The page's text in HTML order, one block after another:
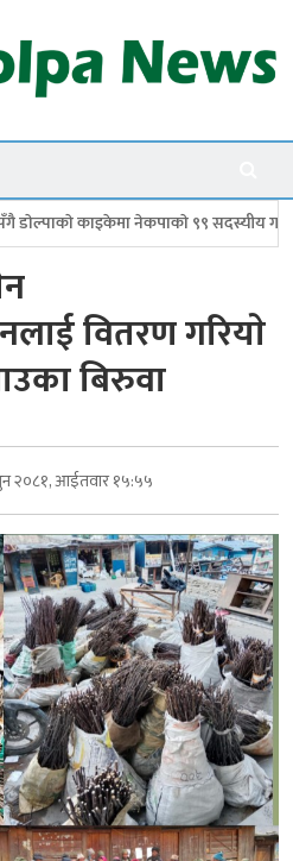
९९ सदस्यीय गाउँ समिति गठन
वितरण गरियाे
बिरुवा
२०८१, आईतवार १५:५५